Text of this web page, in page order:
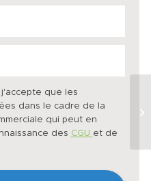
j'accepte que les
dans le cadre de la
qui peut en
des CGU et de